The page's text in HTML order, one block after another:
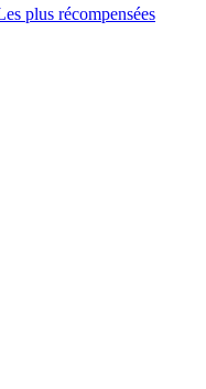
plus récompensées